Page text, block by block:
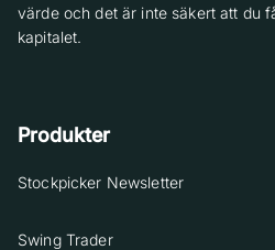
värde och det är inte säkert att du
kapitalet.
Produkter
Stockpicker Newsletter
Swing Trader